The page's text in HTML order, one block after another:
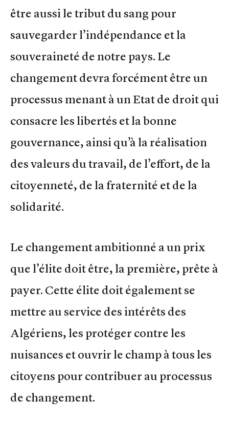
être aussi le tribut du sang pour
sauvegarder l’indépendance et la
souveraineté de notre pays. Le
changement devra forcément être un
processus menant à un Etat de droit qui
consacre les libertés et la bonne
gouvernance, ainsi qu’à la réalisation
des valeurs du travail, de l’effort, de la
citoyenneté, de la fraternité et de la
solidarité.
Le changement ambitionné a un prix
que l’élite doit être, la première, prête à
payer. Cette élite doit également se
mettre au service des intérêts des
Algériens, les protéger contre les
nuisances et ouvrir le champ à tous les
citoyens pour contribuer au processus
de changement.